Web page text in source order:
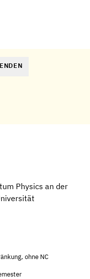
Physics an der
ohne NC